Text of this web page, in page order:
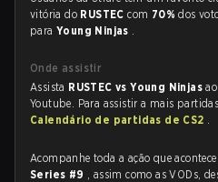
vitória do RUSTECcom 70%dos
para Young Ninjas .
Onde assistir
Assista RUSTEC vs Young Ninjas
Youtube. Para assistir a mais
Calendário de partidas de CS2 .
Acompanhe toda a ação que
Series #9 , assim como as VODs,